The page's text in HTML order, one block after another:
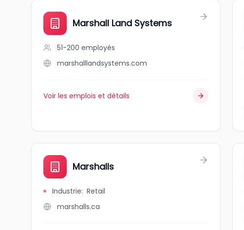
Marshall Land Systems
51-200 employés
marshalllandsystems.com
Voir les emplois et détails
Marshalls
Industrie: Retail
marshalls.ca